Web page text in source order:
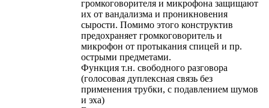
громкоговорителя и микрофона защищают
их от вандализма и проникновения
сырости. Помимо этого конструктив
предохраняет громкоговоритель и
микрофон от протыкания спицей и пр.
острыми предметами.
Функция т.н. свободного разговора
(голосовая дуплексная связь без
применения трубки, с подавлением шумов
и эха)